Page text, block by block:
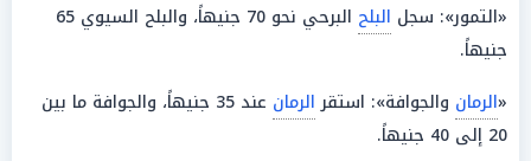
«التمور»: سجل البلح
البرحي نحو 70 جنيهاً، والبلح السيوي 65
جنيهاً.
«الرمان والجوافة»: استقرالرمان
عند 35 جنيهاً، والجوافة ما بين
20 إلى 40 جنيهاً.